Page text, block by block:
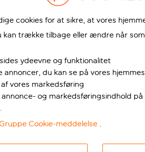
cookies for at sikre, at vores
kan trække tilbage eller ændre når
ydeevne og funktionalitet
annoncer, du kan se på vores
vores markedsføring
og markedsføringsindhold
Cookie-meddelelse .